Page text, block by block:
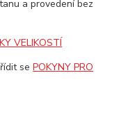
a provedení bez
VELIKOSTÍ
řídit sePOKYNY PRO